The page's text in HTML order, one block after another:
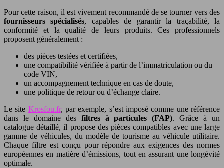
Pour cette raison, il est vivement recommandé de se tourner vers des
fournisseurs spécialisés, capables de garantir la traçabilité, la
conformité et la qualité de leurs produits. Ces professionnels
proposent généralement :
des pièces testées et certifiées,
une compatibilité vérifiée à partir de l’immatriculation ou du
code VIN,
un accompagnement technique en cas de doute,
une politique de retour ou d’échange claire.
Le site Krosfou.fr, par exemple, s’est imposé comme une référence
dans le domaine des filtres à particules (FAP). Grâce à un
catalogue détaillé, il propose des pièces compatibles avec une large
gamme de véhicules, du modèle de tourisme au véhicule utilitaire.
Chaque filtre est conçu pour répondre aux exigences des normes
européennes en matière d’émissions, tout en assurant une longévité
optimale.